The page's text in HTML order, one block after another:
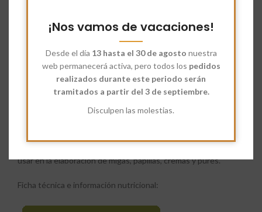
¡Nos vamos de vacaciones!
Desde el día 13 hasta el 30 de agosto nuestra
web permanecerá activa, pero todos los pedidos
realizados durante este periodo serán
tramitados a partir del 3 de septiembre.
Disculpen las molestias.
vitaminas B3, B4 y B9, esenciales para la formación de glóbulos
rojos y la salud ósea. Contiene un alto nivel de proteínas,
un intestino sano y reduce el riesgo de enfermedades
cardíacas. Es rica en carbohidratos complejos que
proporcionan energía sostenida, ideal para personas con
actividad física.
usar en la elaboración de migas, papillas, cremas y purés.
Ficha técnica e información nutricional: